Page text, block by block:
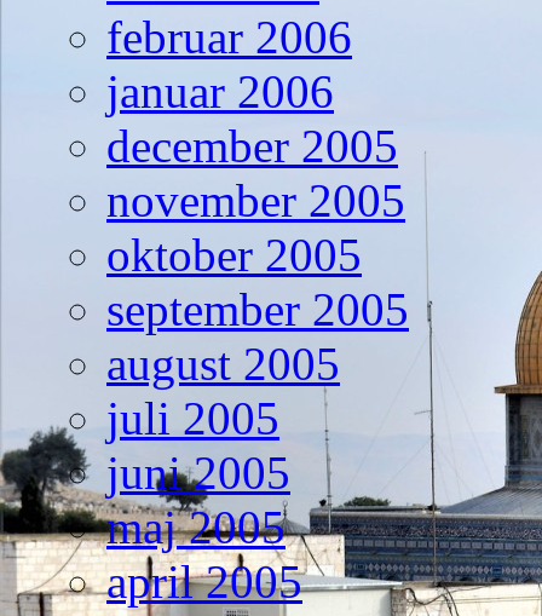
februar 2006
januar 2006
december 2005
november 2005
oktober 2005
september 2005
august 2005
juli 2005
juni 2005
maj 2005
april 2005